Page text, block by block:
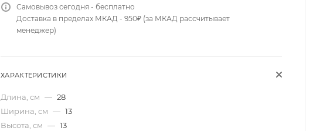
Самовывоз сегодня - бесплатно
Доставка в пределах МКАД - 950₽ (за МКАД рассчитывает
менеджер)
ХАРАКТЕРИСТИКИ
Длина, см — 28
Ширина, см — 13
Высота, см — 13